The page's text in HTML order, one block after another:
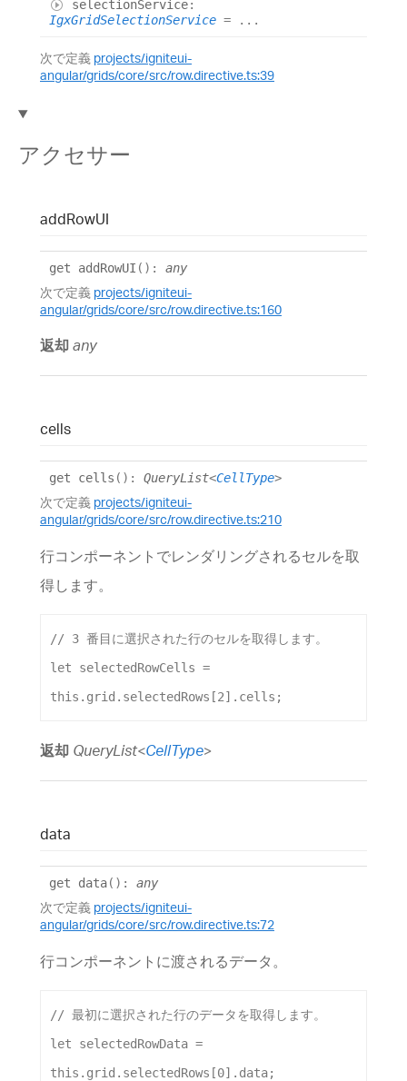
selectionService:
IgxGridSelectionService = ...
次で定義 projects/igniteui-
angular/grids/core/src/row.directive.ts:39
アクセサー
addRowUI
get addRowUI () : any
次で定義 projects/igniteui-
angular/grids/core/src/row.directive.ts:160
返却 any
cells
get cells () : QueryList<CellType>
次で定義 projects/igniteui-
angular/grids/core/src/row.directive.ts:210
行コンポーネントでレンダリングされるセルを取
得します。
// 3 番目に選択された行のセルを取得します。
let
selectedRowCells
this . grid . selectedRows [2]. cells ;
返却 QueryList<CellType>
data
get data() : any
次で定義 projects/igniteui-
angular/grids/core/src/row.directive.ts:72
行コンポーネントに渡されるデータ。
// 最初に選択された行のデータを取得します。
let
selectedRowData
this . grid . selectedRows [0]. data;